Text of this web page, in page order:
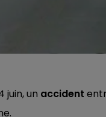
juin, un accident